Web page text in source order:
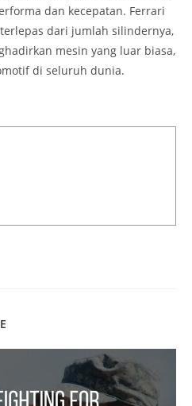
dan kecepatan. Ferrari
dari jumlah silindernya,
mesin yang luar biasa,
di seluruh dunia.